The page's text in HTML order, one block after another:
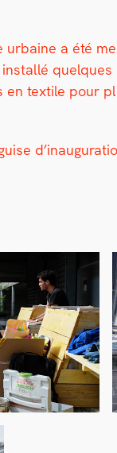
a été
en tex­tile pour